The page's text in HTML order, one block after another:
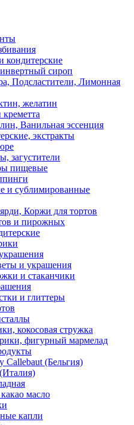
кондитерские
сироп
Подсластители, Лимонная
желатин
Ванильная эссенция
экстракты
загустители
пищевые
и сублимированные
Коржи для тортов
и пирожных
и украшения
и стаканчики
и глиттеры
кокосовая стружка
фигурный мармелад
Callebaut (Бельгия)
масло
капли